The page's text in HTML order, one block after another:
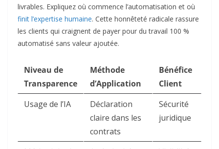
livrables. Expliquez où commence l’automatisation et où
finit l’expertise humaine. Cette honnêteté radicale rassure
les clients qui craignent de payer pour du travail 100 %
automatisé sans valeur ajoutée.
Niveau de
Transparence
Méthode
d’Application
Bénéfice
Client
Usage de l’IA
Déclaration
claire dans les
contrats
Sécurité
juridique